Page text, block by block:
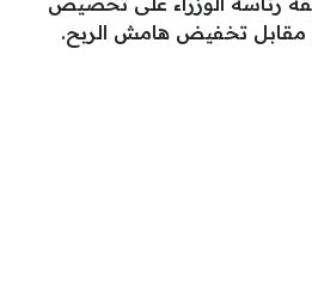
مقابل تخفيض هامش الربح.